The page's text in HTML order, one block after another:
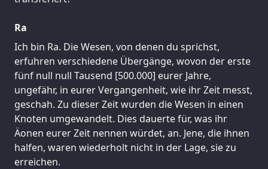
Ra
Ich bin Ra. Die Wesen, von denen du sprichst,
erfuhren verschiedene Übergänge, wovon der erste
fünf null null Tausend [500.000] eurer Jahre,
ungefähr, in eurer Vergangenheit, wie ihr Zeit messt,
geschah. Zu dieser Zeit wurden die Wesen in einen
Knoten umgewandelt. Dies dauerte für, was ihr
Äonen eurer Zeit nennen würdet, an. Jene, die ihnen
halfen, waren wiederholt nicht in der Lage, sie zu
erreichen.